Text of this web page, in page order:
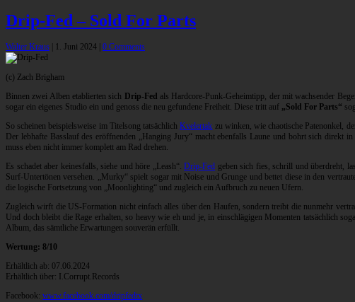
Drip-Fed – Sold For Parts
Walter Kraus 1. Juni 2024 0 Comments
(c) Zach Brigham
Binnen zwei Alben etablierten sich Drip-Fed als Hardcore-Punk-Geheimtipp, der mit wachsender
sogar ein eigenes Studio ein und genoss die neu gefundene Freiheit. Diese tritt auf „Sold For Parts“
So scheinen beispielsweise im Titelsong tatsächlichKvelertak zu winken, wie chaotische Patenonkel,
Der lebhafte Basslauf des eröffnenden „Hanging Jury“ macht ebenfalls Laune und bohrt sich direkt
muss eben nicht immer komplett am Rad drehen.
Es schadet aber keinesfalls, siehe und höre „Leash“.Drip-Fed geben sich fies, schrill und überdreht,
Surf-Untertönen versehen. „Murky“ spielt sogar mit Noise und Grunge und bettet diese in den
die logische Fortsetzung von „Moonlighting“ und zugleich ein Aufbruch zu neuen Ufern.
Zugleich wirft die US-Formation nicht einfach alles über den Haufen, sondern treibt die nunmehr
Und doch bleibt die Rage erhalten, so heavy wie eh und je, in einschlägigen Momenten tatsächlich
Album, das sämtliche Erwartungen souverän erfüllt.
Wertung: 8/10
Erhältlich ab: 07.06.2024
Erhältlich über: I.Corrupt.Records
Facebook: www.facebook.com/dripfedtx